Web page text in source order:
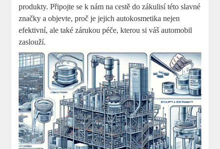
produkty.⁢ Připojte se k⁢ nám na cestě do zákulisí této slavné‍
značky a objevte, proč je jejich autokosmetika nejen
efektivní, ale také zárukou péče, kterou si váš automobil‌
zaslouží.